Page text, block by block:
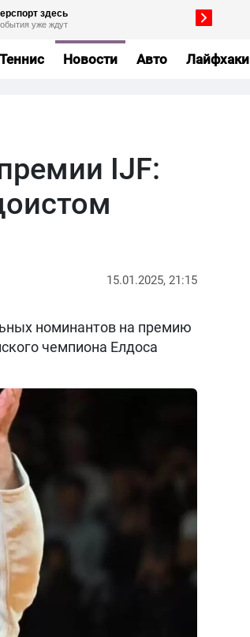
Теннис Новости Авто Лайфхаки
IJF:
15.01.2025, 21:15
номинантов на премию
чемпиона Елдоса